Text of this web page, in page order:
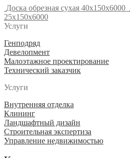
Доска обрезная сухая 40х150х6000
25х150х6000
Услуги
Генподряд
Девелопмент
Малоэтажное проектирование
Технический заказчик
Услуги
Внутренняя отделка
Клининг
Ландшафтный дизайн
Строительная экспертиза
Управление недвижимостью